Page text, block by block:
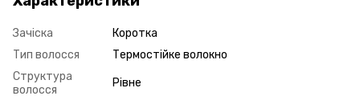
Зачіска
Коротка
Тип волосся
Термостійке волокно
Структура
волосся
Рівне